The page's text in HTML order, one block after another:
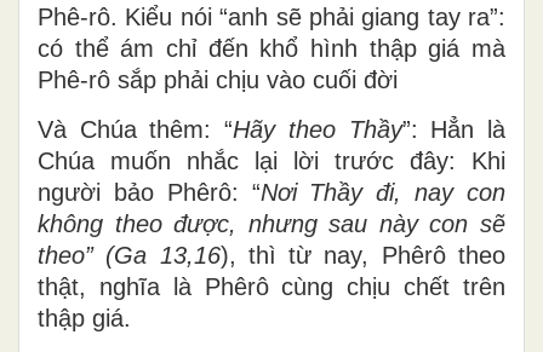
Phê-rô. Kiểu nói “anh sẽ phải giang tay ra”:
có thể ám chỉ đến khổ hình thập giá mà
Phê-rô sắp phải chịu vào cuối đời
Và Chúa thêm: “Hãy theo Thầy”: Hẳn là
Chúa muốn nhắc lại lời trước đây: Khi
người bảo Phêrô: “Nơi Thầy đi, nay con
không theo được, nhưng sau này con sẽ
theo” (Ga 13,16), thì từ nay, Phêrô theo
thật, nghĩa là Phêrô cùng chịu chết trên
thập giá.